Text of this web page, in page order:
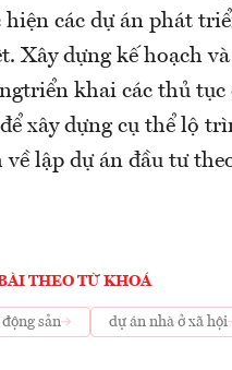
hiện các dự án phát
Xây dựng kế hoạch
khai các thủ tục
xây dựng cụ thể lộ
về lập dự án đầu tư
THEO TỪ KHOÁ
sản dự án nhà ở xã hội